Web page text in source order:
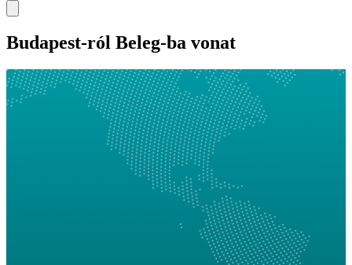
Budapest-ról Beleg-ba vonat